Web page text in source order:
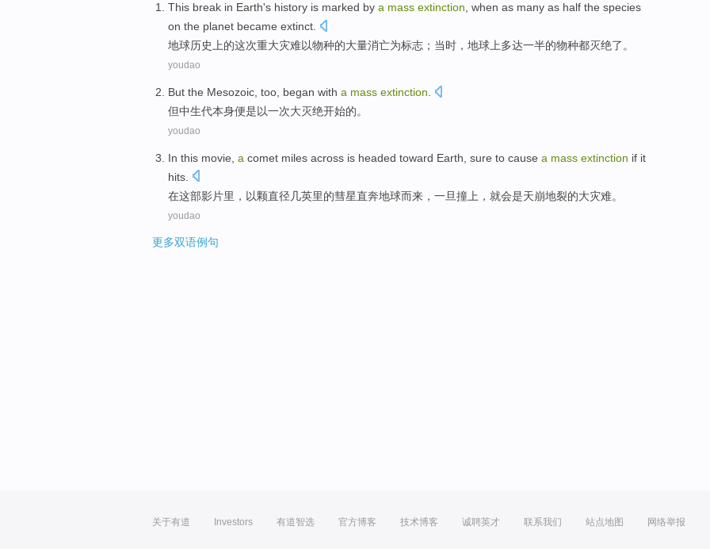
This break in Earth's history is marked by a mass extinction when as many as half the species
on the planet became extinct
地球历史上的这次重大灾难以物种的大量消亡为标志； 当时 ， 地球 上多达一半的物种都灭绝了。
youdao
But the Mesozoic , too, began with a mass extinction
但中生代本身便是以一次大灭绝开始的。
youdao
In this movie a comet miles across is headed toward Earth , sure to cause a mass extinction if it
hits
在这部影片里， 以颗直径 几英里的彗星直奔地球而来 ，一旦撞上，就会是天崩地裂的大灾难。
youdao
更多双语例句
关于有道 Investors 有道智选 官方博客 技术博客 诚聘英才 联系我们 站点地图 网络举报